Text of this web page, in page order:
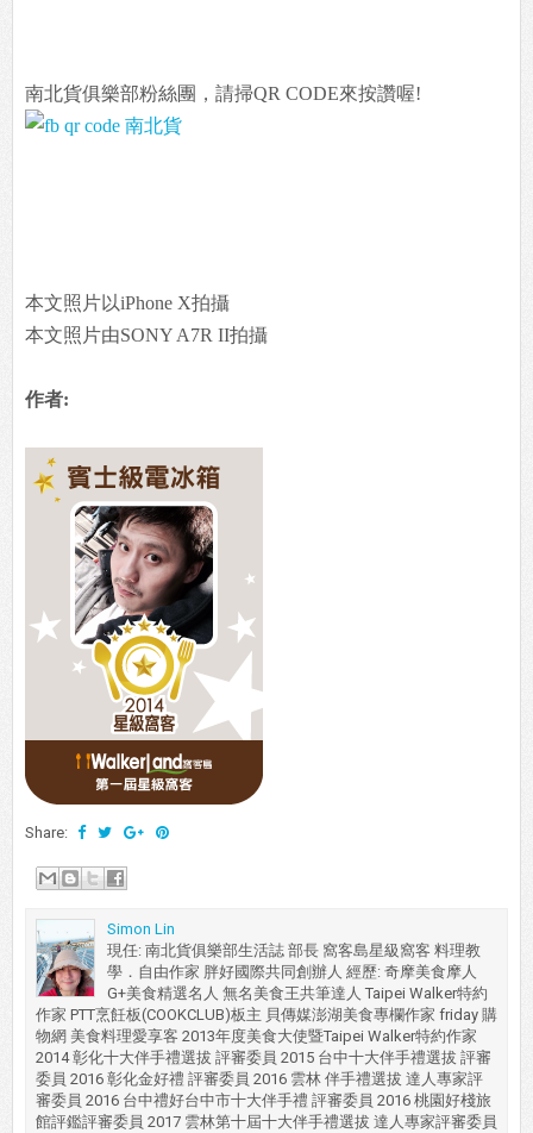
南北貨俱樂部粉絲團，請掃QR CODE來按讚喔!
本文照片以iPhone X拍攝
本文照片由SONY A7R II拍攝
作者:
Share:
Simon Lin
現任: 南北貨俱樂部生活誌 部長 窩客島星級窩客 料理教
學．自由作家 胖好國際共同創辦人 經歷: 奇摩美食摩人
G+美食精選名人 無名美食王共筆達人 Taipei Walker特約
作家 PTT烹飪板(COOKCLUB)板主 貝傳媒澎湖美食專欄作家 friday 購
物網 美食料理愛享客 2013年度美食大使暨Taipei Walker特約作家
2014 彰化十大伴手禮選拔 評審委員 2015 台中十大伴手禮選拔 評審
委員 2016 彰化金好禮 評審委員 2016 雲林 伴手禮選拔 達人專家評
審委員 2016 台中禮好台中市十大伴手禮 評審委員 2016 桃園好棧旅
館評鑑評審委員 2017 雲林第十屆十大伴手禮選拔 達人專家評審委員